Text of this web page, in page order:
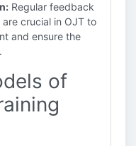
Regular feedback
crucial in OJT to
and ensure the
of